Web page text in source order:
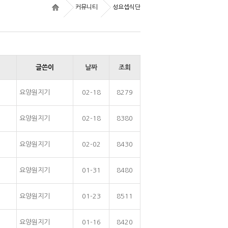
커뮤니티 성요셉식단
글쓴이 날짜 조회
요양원지기 02-18 8279
요양원지기 02-18 8380
요양원지기 02-02 8430
요양원지기 01-31 8480
요양원지기 01-23 8511
요양원지기 01-16 8420